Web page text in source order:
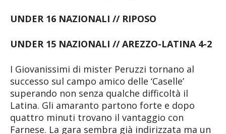
UNDER 16 NAZIONALI // RIPOSO
UNDER 15 NAZIONALI // AREZZO-LATINA 4-2
I Giovanissimi di mister Peruzzi tornano al
successo sul campo amico delle ‘Caselle’
superando non senza qualche difficoltà il
Latina. Gli amaranto partono forte e dopo
quattro minuti trovano il vantaggio con
Farnese. La gara sembra già indirizzata ma un